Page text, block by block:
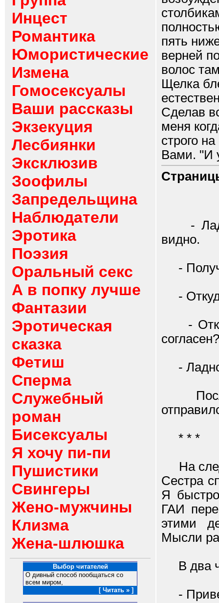
Инцест
Романтика
Юмористические
Измена
Гомосексуалы
Ваши рассказы
Экзекуция
Лесбиянки
Эксклюзив
Зоофилы
Запредельщина
Наблюдатели
Эротика
Поэзия
Оральный секс
А в попку лучше
Фантазии
Эротическая
сказка
Фетиш
Сперма
Служебный
роман
Бисексуалы
Я хочу пи-пи
Пушистики
Свингеры
Жено-мужчины
Клизма
Жена-шлюшка
Выбор читателей
О дивный способ пообщаться со
всем миром,
[ Читать » ]
пять
верней
волос
Щелка
Сделав
меня
строго
Вами. "И
-
видно.
-
-
-
согласен?
-
После
* * *
На
Сестра
Я
ГАИ
этими
Мысли
В два
-